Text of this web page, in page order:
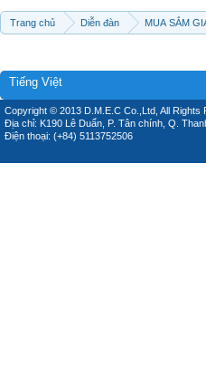
Trang chủ Diễn đàn MUA SẮM
Tiếng Việt
Copyright © 2013 D.M.E.C Co.,Ltd, All Rights
Địa chỉ: K190 Lê Duẩn, P. Tân chính, Q.
Điện thoại: (+84) 5113752506